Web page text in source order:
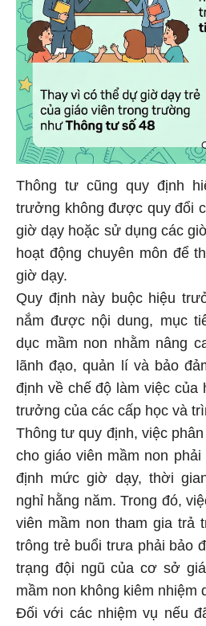
Thông tư cũng quy định
trưởng không được quy đổi
giờ dạy hoặc sử dụng các
hoạt động chuyên môn để
giờ dạy.
Quy định này buộc hiệu
nắm được nội dung, mục
dục mầm non nhằm nâng
lãnh đạo, quản lí và bảo
định về chế độ làm việc của
trưởng của các cấp học và
Thông tư quy định, việc
cho giáo viên mầm non
định mức giờ dạy, thời
nghỉ hằng năm. Trong đó,
viên mầm non tham gia trả
trông trẻ buổi trưa phải bảo
trạng đội ngũ của cơ sở
mầm non không kiêm nhiệm
Đối với các nhiệm vụ nếu